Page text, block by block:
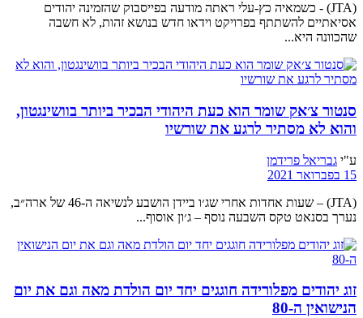
(JTA) - כשמאיה כץ-עלי ראתה מודעה בפייסבוק שהזמינה יהודים
אסיאתיים להשתתף בפרויקט וידאו חדש בנושא זהות, לא חשבה
שהכוונה היא...
סנטור צ׳אק שומר הוא כעת היהודי הבכיר ביותר בוושינגטון,
והוא לא מסתיר לרגע את שורשיו
ע"י גבריאל פרידמן
15 בפברואר 2021
(JTA) – שעות אחדות אחרי שג׳ו ביידן הושבע לנשיאה ה-46 של ארה״ב,
נערך בסנאט טקס השבעה נוסף – ג׳ון אוסוף...
זוג יהודים מפלורידה חוגגים יחד יום הולדת מאה וגם את יום
הנישואין ה-80